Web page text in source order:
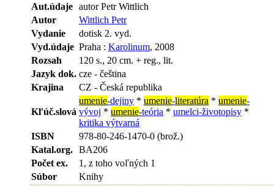
Aut.údaje autor Petr Wittlich
Autor
Wittlich Petr
Vydanie
dotisk 2. vyd.
Vyd.údaje Praha : Karolinum, 2008
Rozsah
120 s., 20 cm. + reg., lit.
Jazyk dok. cze - čeština
Krajina
CZ - Česká republika
Kľúč.slová
umenie-dejiny * umenie-literatúra * umenie-
vývoj * umenie-teória * umelci-životopisy *
kritika výtvarná
ISBN
978-80-246-1470-0 (brož.)
Katal.org. BA206
Počet ex.
1, z toho voľných 1
Súbor
Knihy